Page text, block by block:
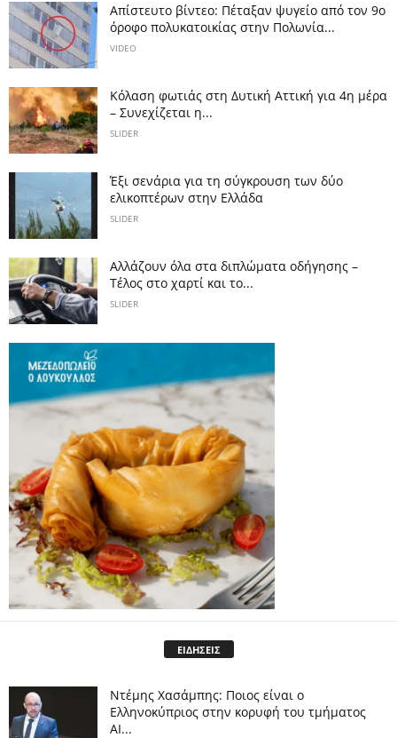
Απίστευτο βίντεο: Πέταξαν ψυγείο από τον 9ο
όροφο πολυκατοικίας στην Πολωνία...
VIDEO
Κόλαση φωτιάς στη Δυτική Αττική για 4η μέρα
– Συνεχίζεται η...
SLIDER
Έξι σενάρια για τη σύγκρουση των δύο
ελικοπτέρων στην Eλλάδα
SLIDER
Αλλάζουν όλα στα διπλώματα οδήγησης –
Τέλος στο χαρτί και το...
SLIDER
ΕΙΔΗΣΕΙΣ
Ντέμης Χασάμπης: Ποιος είναι ο
Ελληνοκύπριος στην κορυφή του τμήματος
AI...